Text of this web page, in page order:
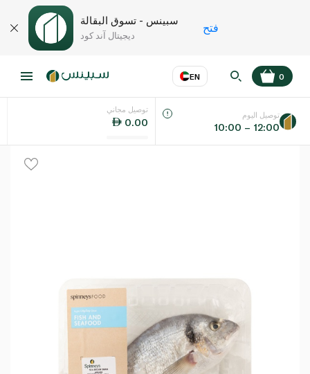
سبينس - تسوق البقالة
ديجيتال آند كود
فتح
EN
اللغة عر
0
توصيل مجاني
0.00
توصيل اليوم
10:00 – 12:00